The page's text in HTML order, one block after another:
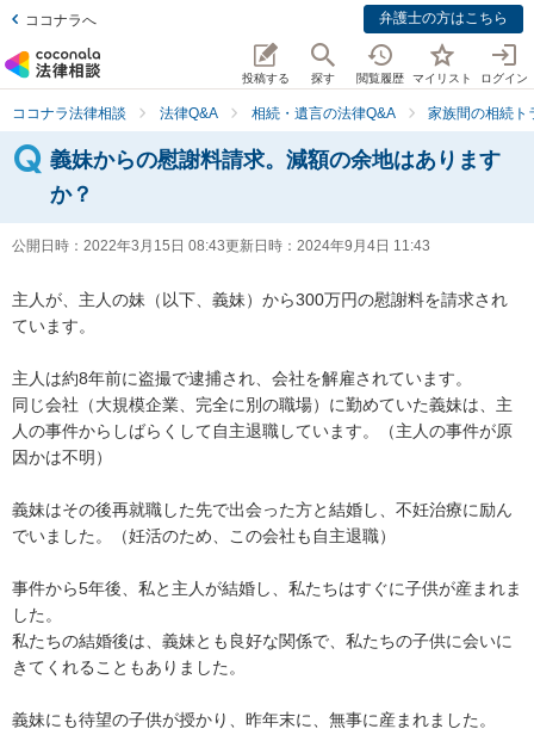
ココナラへ 弁護士の方はこちら
投稿する 探す 閲覧履歴 マイリスト ログイン
ココナラ法律相談 法律Q&A 相続・遺言の法律Q&A 家族間の相続ト
義妹からの慰謝料請求。減額の余地はあります
か？
公開日時： 2022年3月15日 08:43更新日時： 2024年9月4日 11:43
主人が、主人の妹（以下、義妹）から300万円の慰謝料を請求され
ています。
主人は約8年前に盗撮で逮捕され、会社を解雇されています。
同じ会社（大規模企業、完全に別の職場）に勤めていた義妹は、主
人の事件からしばらくして自主退職しています。（主人の事件が原
因かは不明）
義妹はその後再就職した先で出会った方と結婚し、不妊治療に励ん
でいました。（妊活のため、この会社も自主退職）
事件から5年後、私と主人が結婚し、私たちはすぐに子供が産まれま
した。
私たちの結婚後は、義妹とも良好な関係で、私たちの子供に会いに
きてくれることもありました。
義妹にも待望の子供が授かり、昨年末に、無事に産まれました。